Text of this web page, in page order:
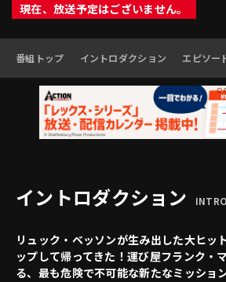
現在、放送予定はございません。
番組トップ イントロダクション エピソー
イントロダクション
リュック・ベッソンが生み出した大ヒッ
ップして帰ってきた！運び屋フランク・
る、最も危険で不可能な新たなミッショ